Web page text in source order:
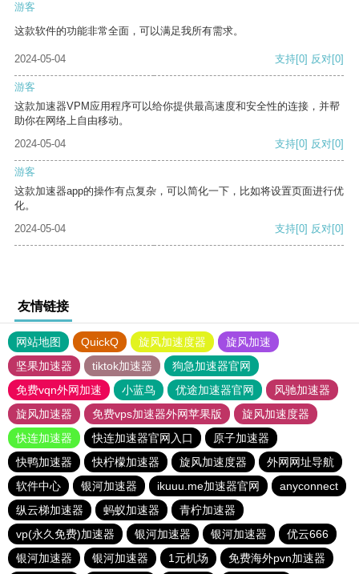
游客
这款软件的功能非常全面，可以满足我所有需求。
2024-05-04 支持[0] 反对[0]
游客
这款加速器VPM应用程序可以给你提供最高速度和安全性的连接，并帮
助你在网络上自由移动。
2024-05-04
支持[0] 反对[0]
游客
这款加速器app的操作有点复杂，可以简化一下，比如将设置页面进行优
化。
2024-05-04
支持[0] 反对[0]
友情链接
网站地图 QuickQ 旋风加速度器
旋风加速
坚果加速器
tiktok加速器
狗急加速器官网
免费vqn外网加速
小蓝鸟 优途加速器官网
风驰加速器
旋风加速器
免费vps加速器外网苹果版
旋风加速度器
快连加速器
快连加速器官网入口
原子加速器
快鸭加速器
快柠檬加速器 旋风加速度器
外网网址导航
软件中心
银河加速器 ikuuu.me加速器官网
anyconnect
纵云梯加速器
蚂蚁加速器
青柠加速器
vp(永久免费)加速器
银河加速器 银河加速器
优云666
银河加速器
银河加速器 1元机场 免费海外pvn加速器